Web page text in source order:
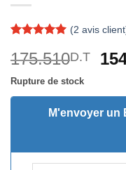
5 basé sur
notations
client
(2 avis
175.510D.T
Le
Rupture de stock
M'envoyer un